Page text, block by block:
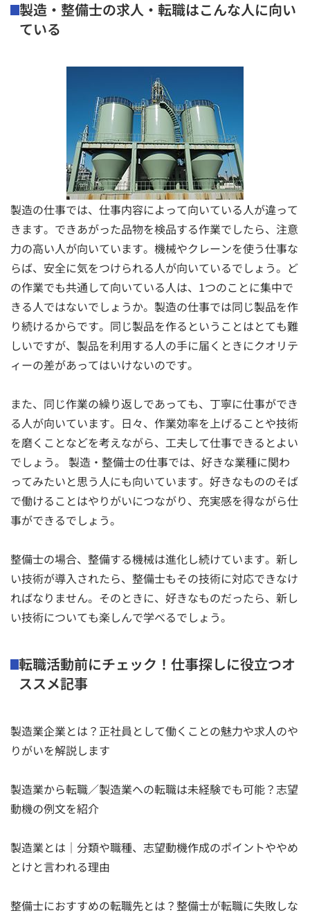
製造・整備士の求人・転職はこんな人に向い
ている
製造の仕事では、仕事内容によって向いている人が違って
きます。できあがった品物を検品する作業でしたら、注意
力の高い人が向いています。機械やクレーンを使う仕事な
らば、安全に気をつけられる人が向いているでしょう。ど
の作業でも共通して向いている人は、1つのことに集中で
きる人ではないでしょうか。製造の仕事では同じ製品を作
り続けるからです。同じ製品を作るということはとても難
しいですが、製品を利用する人の手に届くときにクオリテ
ィーの差があってはいけないのです。
また、同じ作業の繰り返しであっても、丁寧に仕事ができ
る人が向いています。日々、作業効率を上げることや技術
を磨くことなどを考えながら、工夫して仕事できるとよい
でしょう。 製造・整備士の仕事では、好きな業種に関わ
ってみたいと思う人にも向いています。好きなもののそば
で働けることはやりがいにつながり、充実感を得ながら仕
事ができるでしょう。
整備士の場合、整備する機械は進化し続けています。新し
い技術が導入されたら、整備士もその技術に対応できなけ
ればなりません。そのときに、好きなものだったら、新し
い技術についても楽しんで学べるでしょう。
転職活動前にチェック！仕事探しに役立つオ
ススメ記事
製造業企業とは？正社員として働くことの魅力や求人のや
りがいを解説します
製造業から転職／製造業への転職は未経験でも可能？志望
動機の例文を紹介
製造業とは｜分類や職種、志望動機作成のポイントややめ
とけと言われる理由
整備士におすすめの転職先とは？整備士が転職に失敗しな